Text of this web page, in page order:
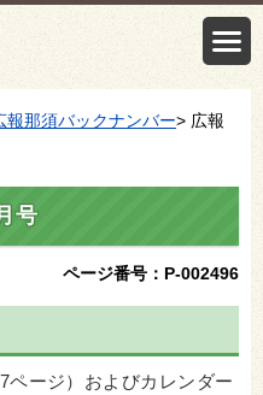
報那須バックナンバー> 広報
号
ページ番号：P-002496
ページ）およびカレンダー